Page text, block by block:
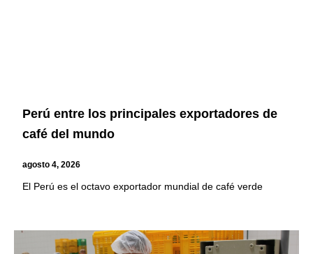
Perú entre los principales exportadores de
café del mundo
agosto 4, 2026
El Perú es el octavo exportador mundial de café verde